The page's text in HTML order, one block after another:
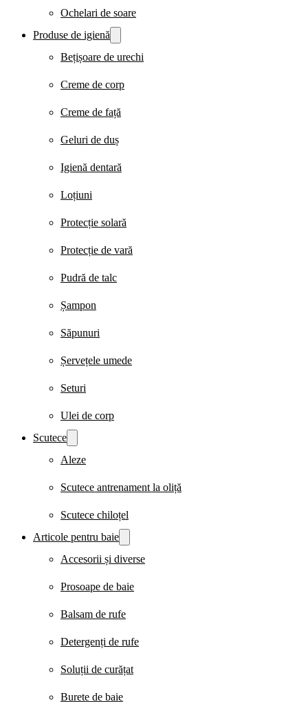
Ochelari de soare
Produse de igienă
Bețișoare de urechi
Creme de corp
Creme de față
Geluri de duș
Igienă dentară
Loțiuni
Protecție solară
Protecție de vară
Pudră de talc
Șampon
Săpunuri
Șervețele umede
Seturi
Ulei de corp
Scutece
Aleze
Scutece antrenament la oliță
Scutece chiloțel
Articole pentru baie
Accesorii și diverse
Prosoape de baie
Balsam de rufe
Detergenți de rufe
Soluții de curățat
Burete de baie